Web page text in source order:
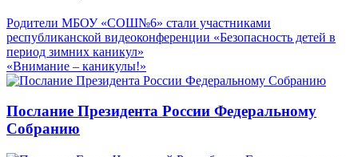
Родители МБОУ «СОШ№6» стали участниками
республиканской видеоконференции «Безопасность детей в
период зимних каникул»
«Внимание – каникулы!»
Послание Президента России Федеральному
Собранию